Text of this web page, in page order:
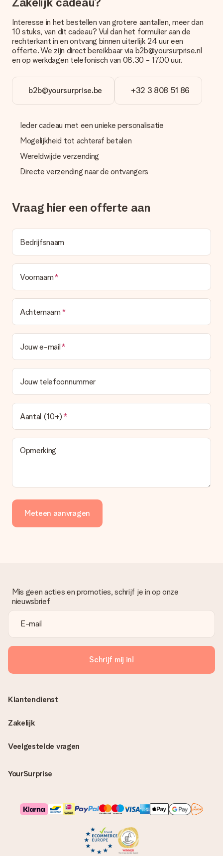
Betalen
Hoe kan ik mijn bestelling betalen?
Wij bieden de volgende betaalmethodes aan: iDeal, Paypal,
creditcard of handmatige overboeking. Hou bij handmatige
overboeking wel rekening met 3 dagen extra levertijd van je
Cadeau ontvangen
geleverd. Je kunt hiervoor contact opnemen met onze
klantenservice, zij helpen je graag bij het vinden van een
passende oplossing.
Er wordt geen factuur meegestuurd bij je bestelling. Je
gerust het cadeau gelijk bij de ontvanger laten afleveren, zo is
het echt een verrassing!
Interesse in het bestellen van grotere aantallen, meer dan
10 stuks, van dit cadeau? Vul dan het formulier aan de
rechterkant in en ontvang binnen uiterlijk 24 uur een
offerte. We zijn direct bereikbaar via b2b@yoursurprise.nl
en op werkdagen telefonisch van 08.30 - 17.00 uur.
b2b@yoursurprise.be +32 3 808 51 86
Ieder cadeau met een unieke personalisatie
Mogelijkheid tot achteraf betalen
Wereldwijde verzending
Directe verzending naar de ontvangers
Vraag hier een offerte aan
Bedrijfsnaam
Voornaam
Achternaam
Jouw e-mail
Jouw telefoonnummer
Aantal (10+)
Opmerking
Meteen aanvragen
Mis geen acties en promoties, schrijf je in op onze
nieuwsbrief
Schrijf mij in!
Veelgestelde vragen
YourSurprise
Klantendienst
Zakelijk